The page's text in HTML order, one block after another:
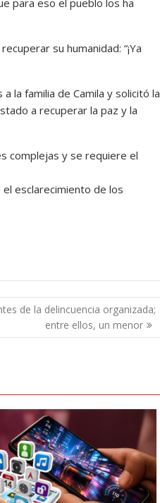
para eso el pueblo los ha
su humanidad: “¡Ya
la familia de Camila y solicitó la
a recuperar la paz y la
complejas y se requiere el
el esclarecimiento de los
de la delincuencia organizada;
entre ellos, un menor